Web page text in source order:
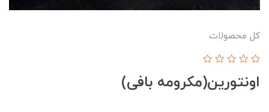
کل محصولات
اونتورین(مکرومه بافی)